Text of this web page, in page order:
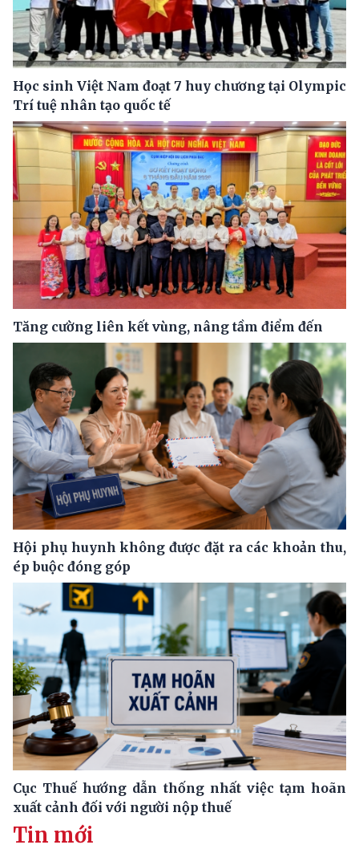
Học sinh Việt Nam đoạt 7 huy chương tại Olympic
Trí tuệ nhân tạo quốc tế
Tăng cường liên kết vùng, nâng tầm điểm đến
Hội phụ huynh không được đặt ra các khoản thu,
ép buộc đóng góp
Cục Thuế hướng dẫn thống nhất việc tạm hoãn
xuất cảnh đối với người nộp thuế
Tin mới